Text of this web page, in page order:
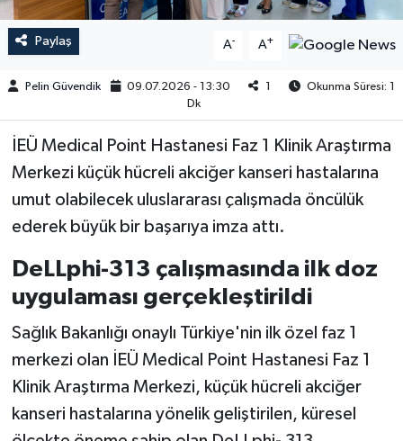
Paylaş A- A+
Pelin Güvendik 09.07.2026 - 13:30 1
Okunma Süresi: 1
Dk
İEÜ Medical Point Hastanesi Faz 1 Klinik Araştırma
Merkezi küçük hücreli akciğer kanseri hastalarına
umut olabilecek uluslararası çalışmada öncülük
ederek büyük bir başarıya imza attı.
DeLLphi-313 çalışmasında ilk doz
uygulaması gerçekleştirildi
Sağlık Bakanlığı onaylı Türkiye'nin ilk özel faz 1
merkezi olan İEÜ Medical Point Hastanesi Faz 1
Klinik Araştırma Merkezi, küçük hücreli akciğer
kanseri hastalarına yönelik geliştirilen, küresel